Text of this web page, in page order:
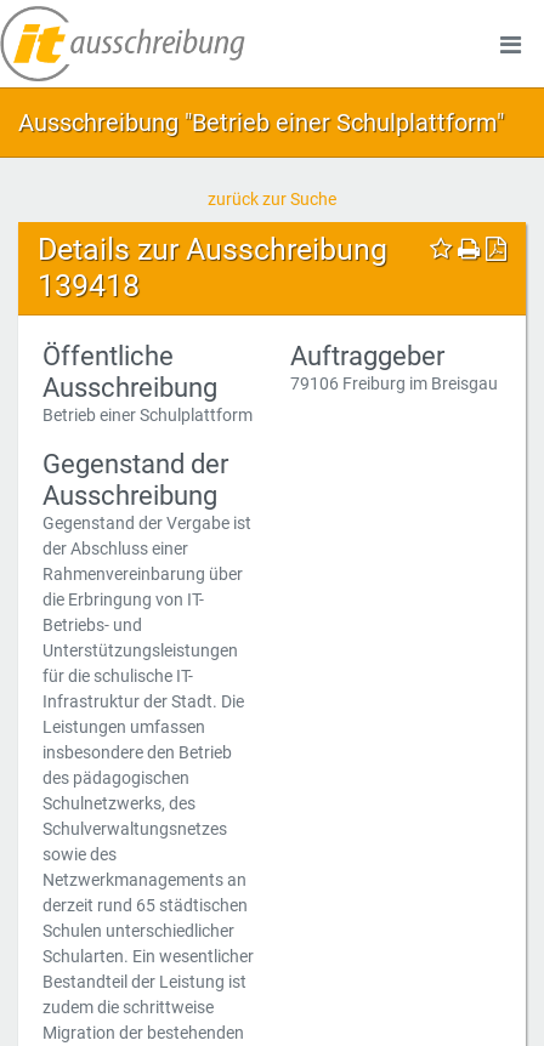
Ausschreibung "Betrieb einer Schulplattform"
zurück zur Suche
Details zur Ausschreibung
139418
Öffentliche
Ausschreibung
Betrieb einer Schulplattform
Gegenstand der
Ausschreibung
Gegenstand der Vergabe ist
der Abschluss einer
Rahmenvereinbarung über
die Erbringung von IT-
Betriebs- und
Unterstützungsleistungen
für die schulische IT-
Infrastruktur der Stadt. Die
Leistungen umfassen
insbesondere den Betrieb
des pädagogischen
Schulnetzwerks, des
Schulverwaltungsnetzes
sowie des
Netzwerkmanagements an
derzeit rund 65 städtischen
Schulen unterschiedlicher
Schularten. Ein wesentlicher
Bestandteil der Leistung ist
zudem die schrittweise
Migration der bestehenden
Auftraggeber
79106 Freiburg im Breisgau